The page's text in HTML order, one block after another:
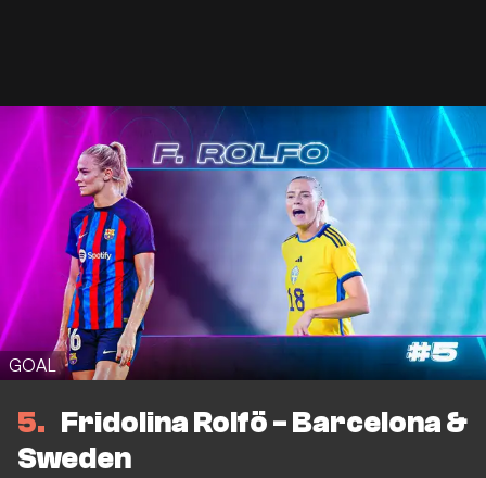
GOAL
5
Fridolina Rolfö - Barcelona &
Sweden